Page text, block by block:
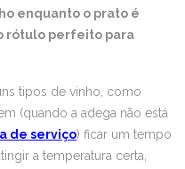
enquanto o prato é
rótulo perfeito para
tipos de vinho, como
(quando a adega não está
de serviço) ficar um tempo
a temperatura certa,